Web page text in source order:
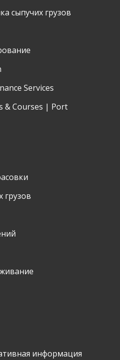
сыпучих грузов
Services
& Courses | Port
грузов
информация